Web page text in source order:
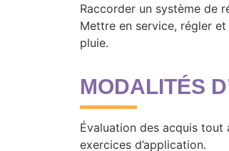
Raccorder un système de
Mettre en service, régler
pluie.
MODALITÉS
Évaluation des acquis
exercices d’application.